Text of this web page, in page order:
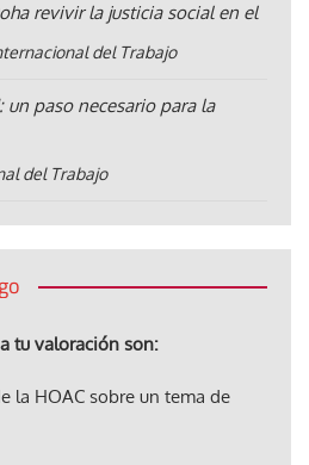
revivir la justicia social en el
del Trabajo
un paso necesario para la
del Trabajo
tu valoración son:
la HOAC sobre un tema de